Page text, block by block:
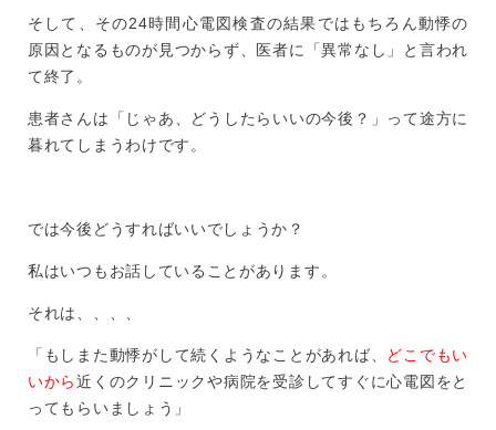
そして、その24時間心電図検査の結果ではもちろん動悸の
原因となるものが見つからず、医者に「異常なし」と言われ
て終了。
患者さんは「じゃあ、どうしたらいいの今後？」って途方に
暮れてしまうわけです。
では今後どうすればいいでしょうか？
私はいつもお話していることがあります。
それは、、、、
「もしまた動悸がして続くようなことがあれば、
どこでもい
いから近くのクリニックや病院を受診してすぐに心電図をと
ってもらいましょう」